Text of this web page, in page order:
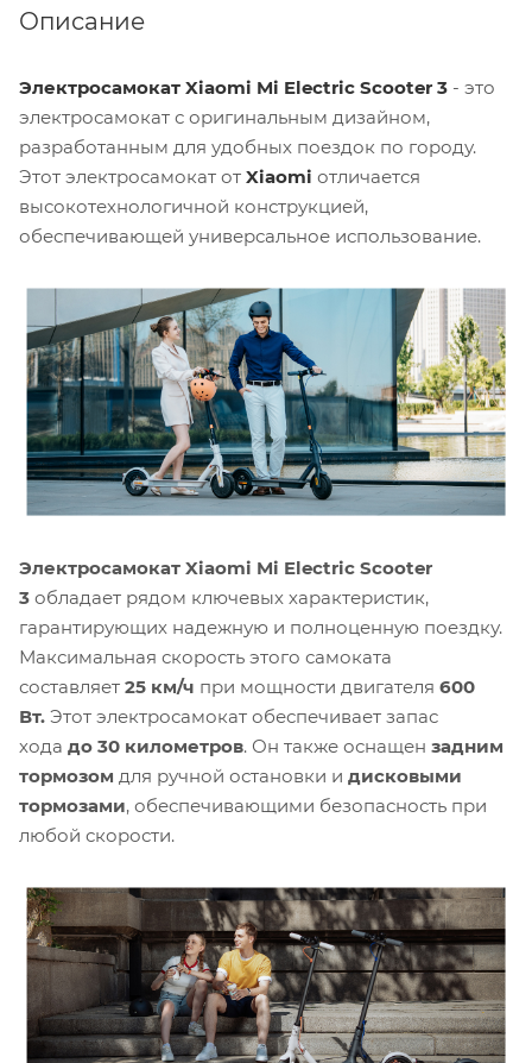
Описание
Электросамокат Xiaomi Mi Electric Scooter 3 - это
электросамокат с оригинальным дизайном,
разработанным для удобных поездок по городу.
Этот электросамокат от Xiaomi отличается
высокотехнологичной конструкцией,
обеспечивающей универсальное использование.
Электросамокат Xiaomi Mi Electric Scooter
3 обладает рядом ключевых характеристик,
гарантирующих надежную и полноценную поездку.
Максимальная скорость этого самоката
составляет 25 км/ч при мощности двигателя 600
Вт. Этот электросамокат обеспечивает запас
хода до 30 километров. Он также оснащен задним
тормозом для ручной остановки и дисковыми
тормозами, обеспечивающими безопасность при
любой скорости.